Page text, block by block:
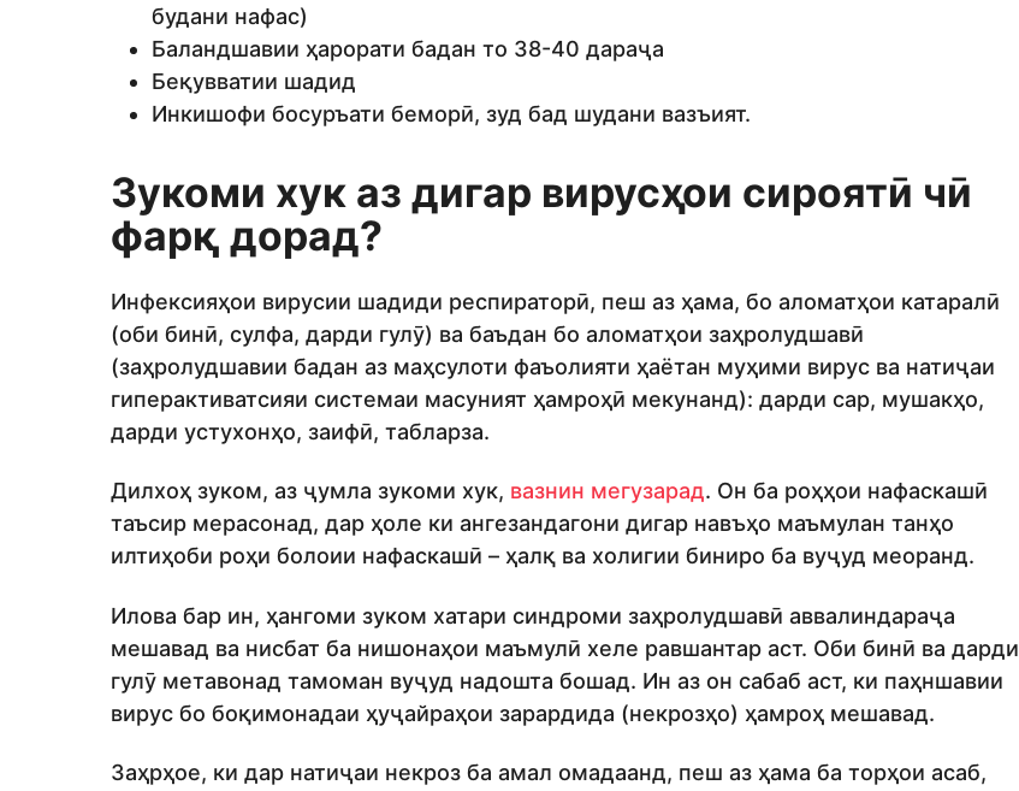
будани нафас)
Баландшавии ҳарорати бадан то 38-40 дараҷа
Беқувватии шадид
Инкишофи босуръати беморӣ, зуд бад шудани вазъият.
Зукоми хук аз дигар вирусҳои сироятӣ чӣ
фарқ дорад?
Инфексияҳои вирусии шадиди респираторӣ, пеш аз ҳама, бо аломатҳои катаралӣ
(оби бинӣ, сулфа, дарди гулӯ) ва баъдан бо аломатҳои заҳролудшавӣ
(заҳролудшавии бадан аз маҳсулоти фаъолияти ҳаётан муҳими вирус ва натиҷаи
гиперактиватсияи системаи масуният ҳамроҳӣ мекунанд): дарди сар, мушакҳо,
дарди устухонҳо, заифӣ, табларза.
Дилхоҳ зуком, аз ҷумла зукоми хук, вазнин мегузарад. Он ба роҳҳои нафаскашӣ
таъсир мерасонад, дар ҳоле ки ангезандагони дигар навъҳо маъмулан танҳо
илтиҳоби роҳи болоии нафаскашӣ – ҳалқ ва холигии биниро ба вуҷуд меоранд.
Илова бар ин, ҳангоми зуком хатари синдроми заҳролудшавӣ аввалиндараҷа
мешавад ва нисбат ба нишонаҳои маъмулӣ хеле равшантар аст. Оби бинӣ ва дарди
гулӯ метавонад тамоман вуҷуд надошта бошад. Ин аз он сабаб аст, ки паҳншавии
вирус бо боқимонадаи ҳуҷайраҳои зарардида (некрозҳо) ҳамроҳ мешавад.
Заҳрҳое, ки дар натиҷаи некроз ба амал омадаанд, пеш аз ҳама ба торҳои асаб,